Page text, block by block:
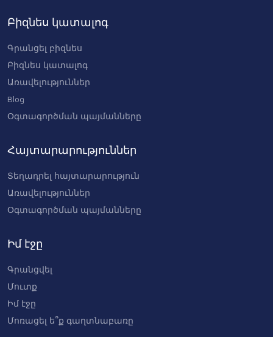
Պրոֆեսիոնալ
ծառայություններ ամբողջ
Բիզնես կատալոգ
Գրանցել բիզնես
Բիզնես կատալոգ
Առավելություններ
Blog
Օգտագործման պայմանները
Հայտարարություններ
Տեղադրել հայտարարություն
Առավելություններ
Օգտագործման պայմանները
Իմ էջը
Գրանցվել
Մուտք
Իմ էջը
Մոռացել ե՞ք գաղտնաբառը